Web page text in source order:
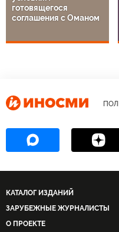
готовящегося
соглашения с Оманом
КАТАЛОГ ИЗДАНИЙ
ЗАРУБЕЖНЫЕ ЖУРНАЛИСТЫ
О ПРОЕКТЕ